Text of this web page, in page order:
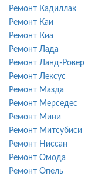
Ремонт Кадиллак
Ремонт Каи
Ремонт Киа
Ремонт Лада
Ремонт Ланд-Ровер
Ремонт Лексус
Ремонт Мазда
Ремонт Мерседес
Ремонт Мини
Ремонт Митсубиси
Ремонт Ниссан
Ремонт Омода
Ремонт Опель